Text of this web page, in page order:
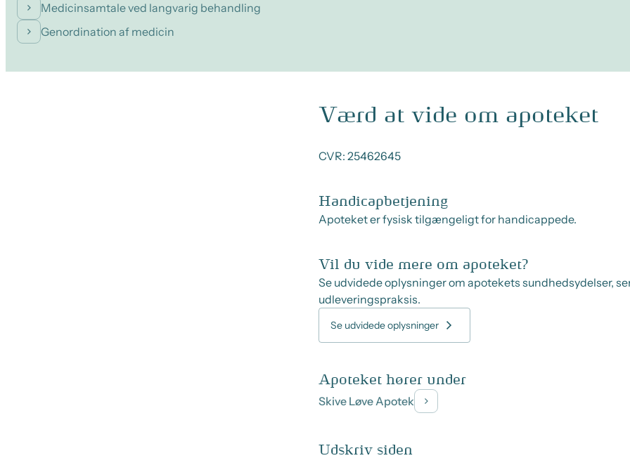
Medicinsamtale ved langvarig behandling
Genordination af medicin
Værd at vide om apoteket
CVR: 25462645
Handicapbetjening
Apoteket er fysisk tilgængeligt for handicappede.
Vil du vide mere om apoteket?
Se udvidede oplysninger om apotekets sundhedsydelser,
udleveringspraksis.
Se udvidede oplysninger
Apoteket hører under
Skive Løve Apotek
Udskriv siden